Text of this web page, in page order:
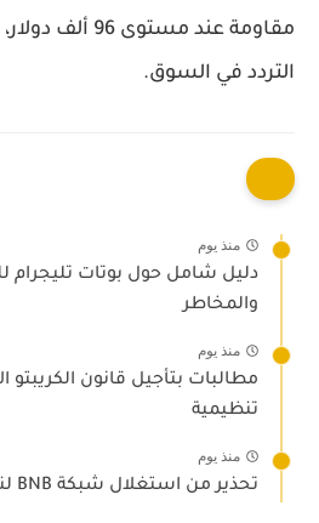
مقاومة عند مستوى 96 ألف دولار
التردد في السوق.
منذ يوم
دليل شامل حول بوتات تليجرام
والمخاطر
منذ يوم
مطالبات بتأجيل قانون
تنظيمية
منذ يوم
تحذير من استغلال شبكة BNB لنشر برمجيات خبيثة